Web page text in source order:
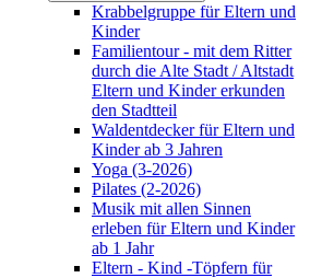
Krabbelgruppe für Eltern und
Kinder
Familientour - mit dem Ritter
durch die Alte Stadt / Altstadt
Eltern und Kinder erkunden
den Stadtteil
Waldentdecker für Eltern und
Kinder ab 3 Jahren
Yoga (3-2026)
Pilates (2-2026)
Musik mit allen Sinnen
erleben für Eltern und Kinder
ab 1 Jahr
Eltern - Kind -Töpfern für